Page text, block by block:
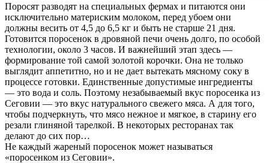
Поросят разводят на специальных фермах и питаются они
исключительно материским молоком, перед убоем они
должны весить от 4,5 до 6,5 кг и быть не старше 21 дня.
Готовится поросенок в дровяной печи очень долго, по особой
технологии, около 3 часов. И важнейший этап здесь —
формирование той самой золотой корочки. Она не только
выглядит аппетитно, но и не дает вытекать мясному соку в
процессе готовки. Единственные допустимые ингредиенты
— это вода и соль. Поэтому незабываемый вкус поросенка из
Сеговии — это вкус натурального свежего мяса. А для того,
чтобы подчеркнуть, что мясо нежное и мягкое, в старину его
резали глиняной тарелкой. В некоторых ресторанах так
делают до сих пор…
Не каждый жареный поросенок может называться
«поросенком из Сеговии».